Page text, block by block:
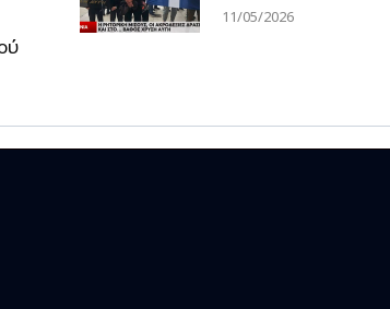
11/05/2026